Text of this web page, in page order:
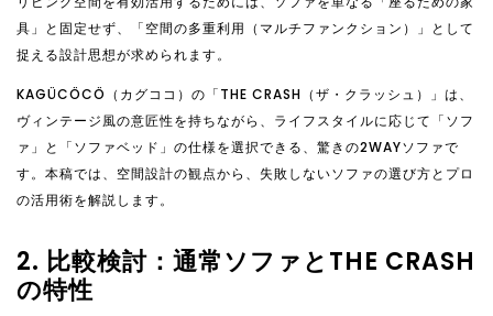
具」と固定せず、「空間の多重利用（マルチファンクション）」として
捉える設計思想が求められます。
KAGÜCÖCÖ（カグココ）の「THE CRASH（ザ・クラッシュ）」は、
ヴィンテージ風の意匠性を持ちながら、ライフスタイルに応じて「ソフ
ァ」と「ソファベッド」の仕様を選択できる、驚きの2WAYソファで
す。本稿では、空間設計の観点から、失敗しないソファの選び方とプロ
の活用術を解説します。
2. 比較検討：通常ソファとTHE CRASH
の特性